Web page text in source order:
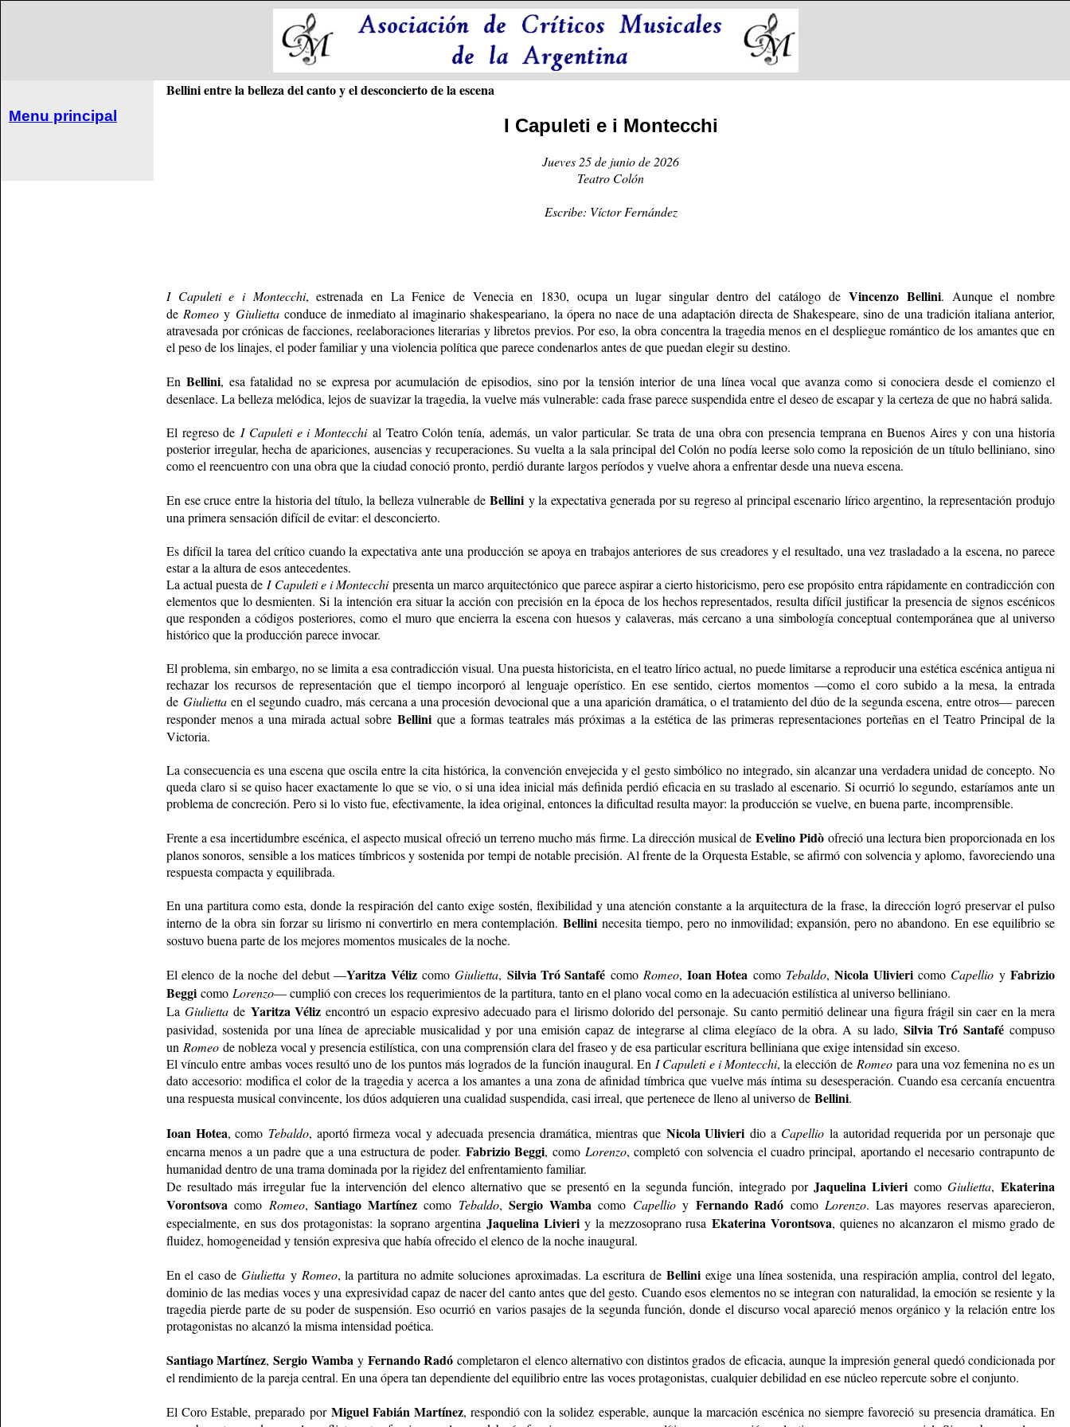
Menu principal
Bellini entre la belleza del canto y el desconcierto de la escena
I Capuleti e i Montecchi
Jueves 25 de junio de 2026
Teatro Colón
Escribe: Víctor Fernández
I Capuleti e i Montecchi, estrenada en La Fenice de Venecia en 1830, ocupa un lugar singular dentro del catálogo deVincenzo Bellini. Aunque el nombre
de Romeo y Giuliettaconduce de inmediato al imaginario shakespeariano, la ópera no nace de una adaptación directa de Shakespeare, sino de una tradición italiana anterior,
atravesada por crónicas de facciones, reelaboraciones literarias y libretos previos. Por eso, la obra concentra la tragedia menos en el despliegue romántico de los amantes que en
el peso de los linajes, el poder familiar y una violencia política que parece condenarlos antes de que puedan elegir su destino.
EnBellini, esa fatalidad no se expresa por acumulación de episodios, sino por la tensión interior de una línea vocal que avanza como si conociera desde el comienzo el
desenlace. La belleza melódica, lejos de suavizar la tragedia, la vuelve más vulnerable: cada frase parece suspendida entre el deseo de escapar y la certeza de que no habrá salida.
El regreso de I Capuleti e i Montecchial Teatro Colón tenía, además, un valor particular. Se trata de una obra con presencia temprana en Buenos Aires y con una historia
posterior irregular, hecha de apariciones, ausencias y recuperaciones. Su vuelta a la sala principal del Colón no podía leerse solo como la reposición de un título belliniano, sino
como el reencuentro con una obra que la ciudad conoció pronto, perdió durante largos períodos y vuelve ahora a enfrentar desde una nueva escena.
En ese cruce entre la historia del título, la belleza vulnerable deBellini y la expectativa generada por su regreso al principal escenario lírico argentino, la representación produjo
una primera sensación difícil de evitar: el desconcierto.
Es difícil la tarea del crítico cuando la expectativa ante una producción se apoya en trabajos anteriores de sus creadores y el resultado, una vez trasladado a la escena, no parece
estar a la altura de esos antecedentes.
La actual puesta de I Capuleti e i Montecchipresenta un marco arquitectónico que parece aspirar a cierto historicismo, pero ese propósito entra rápidamente en contradicción con
elementos que lo desmienten. Si la intención era situar la acción con precisión en la época de los hechos representados, resulta difícil justificar la presencia de signos escénicos
que responden a códigos posteriores, como el muro que encierra la escena con huesos y calaveras, más cercano a una simbología conceptual contemporánea que al universo
histórico que la producción parece invocar.
El problema, sin embargo, no se limita a esa contradicción visual. Una puesta historicista, en el teatro lírico actual, no puede limitarse a reproducir una estética escénica antigua ni
rechazar los recursos de representación que el tiempo incorporó al lenguaje operístico. En ese sentido, ciertos momentos —como el coro subido a la mesa, la entrada
de Giuliettaen el segundo cuadro, más cercana a una procesión devocional que a una aparición dramática, o el tratamiento del dúo de la segunda escena, entre otros— parecen
responder menos a una mirada actual sobreBellini que a formas teatrales más próximas a la estética de las primeras representaciones porteñas en el Teatro Principal de la
Victoria.
La consecuencia es una escena que oscila entre la cita histórica, la convención envejecida y el gesto simbólico no integrado, sin alcanzar una verdadera unidad de concepto. No
queda claro si se quiso hacer exactamente lo que se vio, o si una idea inicial más definida perdió eficacia en su traslado al escenario. Si ocurrió lo segundo, estaríamos ante un
problema de concreción. Pero si lo visto fue, efectivamente, la idea original, entonces la dificultad resulta mayor: la producción se vuelve, en buena parte, incomprensible.
Frente a esa incertidumbre escénica, el aspecto musical ofreció un terreno mucho más firme. La dirección musical deEvelino Pidòofreció una lectura bien proporcionada en los
planos sonoros, sensible a los matices tímbricos y sostenida por tempi de notable precisión. Al frente de la Orquesta Estable, se afirmó con solvencia y aplomo, favoreciendo una
respuesta compacta y equilibrada.
En una partitura como esta, donde la respiración del canto exige sostén, flexibilidad y una atención constante a la arquitectura de la frase, la dirección logró preservar el pulso
interno de la obra sin forzar su lirismo ni convertirlo en mera contemplación. Bellini necesita tiempo, pero no inmovilidad; expansión, pero no abandono. En ese equilibrio se
sostuvo buena parte de los mejores momentos musicales de la noche.
El elenco de la noche del debut —Yaritza VélizcomoGiulietta, Silvia Tró Santafé como Romeo,Ioan Hotea como Tebaldo,Nicola Uliviericomo Capellio yFabrizio
Beggi como Lorenzo— cumplió con creces los requerimientos de la partitura, tanto en el plano vocal como en la adecuación estilística al universo belliniano.
LaGiulietta de Yaritza Vélizencontró un espacio expresivo adecuado para el lirismo dolorido del personaje. Su canto permitió delinear una figura frágil sin caer en la mera
pasividad, sostenida por una línea de apreciable musicalidad y por una emisión capaz de integrarse al clima elegíaco de la obra. A su lado,Silvia Tró Santafécompuso
un Romeo de nobleza vocal y presencia estilística, con una comprensión clara del fraseo y de esa particular escritura belliniana que exige intensidad sin exceso.
El vínculo entre ambas voces resultó uno de los puntos más logrados de la función inaugural. En I Capuleti e i Montecchi, la elección de Romeopara una voz femenina no es un
dato accesorio: modifica el color de la tragedia y acerca a los amantes a una zona de afinidad tímbrica que vuelve más íntima su desesperación. Cuando esa cercanía encuentra
una respuesta musical convincente, los dúos adquieren una cualidad suspendida, casi irreal, que pertenece de lleno al universo de Bellini.
Ioan Hotea, como Tebaldo, aportó firmeza vocal y adecuada presencia dramática, mientras que Nicola Ulivieri dio a Capellio la autoridad requerida por un personaje que
encarna menos a un padre que a una estructura de poder. Fabrizio Beggi, como Lorenzo, completó con solvencia el cuadro principal, aportando el necesario contrapunto de
humanidad dentro de una trama dominada por la rigidez del enfrentamiento familiar.
De resultado más irregular fue la intervención del elenco alternativo que se presentó en la segunda función, integrado porJaquelina Livieri comoGiulietta,Ekaterina
Vorontsova como Romeo,Santiago Martínezcomo Tebaldo,Sergio Wamba como Capellioy Fernando Radó como Lorenzo. Las mayores reservas aparecieron,
especialmente, en sus dos protagonistas: la soprano argentina Jaquelina Livieriy la mezzosoprano rusaEkaterina Vorontsova, quienes no alcanzaron el mismo grado de
fluidez, homogeneidad y tensión expresiva que había ofrecido el elenco de la noche inaugural.
En el caso deGiulietta y Romeo, la partitura no admite soluciones aproximadas. La escritura de Belliniexige una línea sostenida, una respiración amplia, control del legato,
dominio de las medias voces y una expresividad capaz de nacer del canto antes que del gesto. Cuando esos elementos no se integran con naturalidad, la emoción se resiente y la
tragedia pierde parte de su poder de suspensión. Eso ocurrió en varios pasajes de la segunda función, donde el discurso vocal apareció menos orgánico y la relación entre los
protagonistas no alcanzó la misma intensidad poética.
Santiago Martínez,Sergio Wamba y Fernando Radó completaron el elenco alternativo con distintos grados de eficacia, aunque la impresión general quedó condicionada por
el rendimiento de la pareja central. En una ópera tan dependiente del equilibrio entre las voces protagonistas, cualquier debilidad en ese núcleo repercute sobre el conjunto.
El Coro Estable, preparado por Miguel Fabián Martínez, respondió con la solidez esperable, aunque la marcación escénica no siempre favoreció su presencia dramática. En